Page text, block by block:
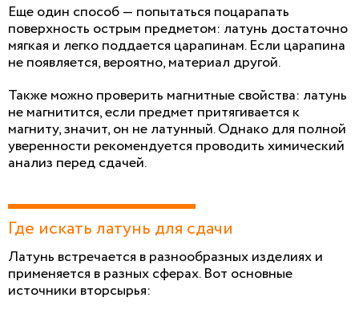
Еще один способ — попытаться поцарапать
поверхность острым предметом: латунь достаточно
мягкая и легко поддается царапинам. Если царапина
не появляется, вероятно, материал другой.
Также можно проверить магнитные свойства: латунь
не магнитится, если предмет притягивается к
магниту, значит, он не латунный. Однако для полной
уверенности рекомендуется проводить химический
анализ перед сдачей.
Где искать латунь для сдачи
Латунь встречается в разнообразных изделиях и
применяется в разных сферах. Вот основные
источники вторсырья: